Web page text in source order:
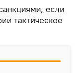
если
тактическое